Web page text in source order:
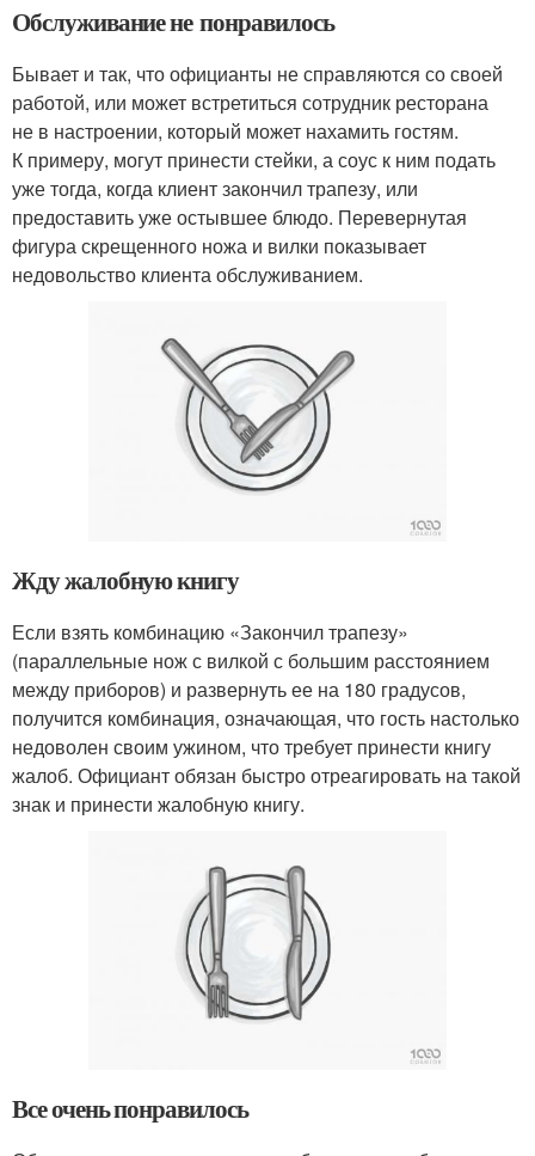
Обслуживание не понравилось
Бывает и так, что официанты не справляются со своей
работой, или может встретиться сотрудник ресторана
не в настроении, который может нахамить гостям.
К примеру, могут принести стейки, а соус к ним подать
уже тогда, когда клиент закончил трапезу, или
предоставить уже остывшее блюдо. Перевернутая
фигура скрещенного ножа и вилки показывает
недовольство клиента обслуживанием.
Жду жалобную книгу
Если взять комбинацию «Закончил трапезу»
(параллельные нож с вилкой с большим расстоянием
между приборов) и развернуть ее на 180 градусов,
получится комбинация, означающая, что гость настолько
недоволен своим ужином, что требует принести книгу
жалоб. Официант обязан быстро отреагировать на такой
знак и принести жалобную книгу.
Все очень понравилось